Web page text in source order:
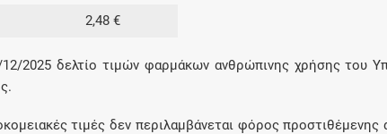
2,48 €
2025 δελτίο τιμών φαρμάκων ανθρώπινης χρήσης του
τιμές δεν περιλαμβάνεται φόρος προστιθέμενης